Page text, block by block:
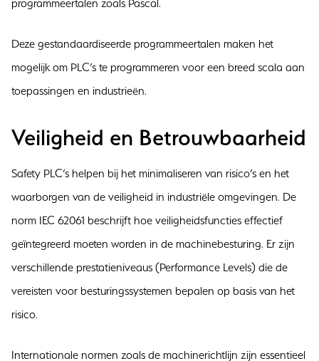
programmeertalen zoals Pascal.
Deze gestandaardiseerde programmeertalen maken het
mogelijk om PLC’s te programmeren voor een breed scala aan
toepassingen en industrieën.
Veiligheid en Betrouwbaarheid
Safety PLC’s helpen bij het minimaliseren van risico’s en het
waarborgen van de veiligheid in industriële omgevingen. De
norm IEC 62061 beschrijft hoe veiligheidsfuncties effectief
geïntegreerd moeten worden in de machinebesturing. Er zijn
verschillende prestatieniveaus (Performance Levels) die de
vereisten voor besturingssystemen bepalen op basis van het
risico.
Internationale normen zoals de machinerichtlijn zijn essentieel